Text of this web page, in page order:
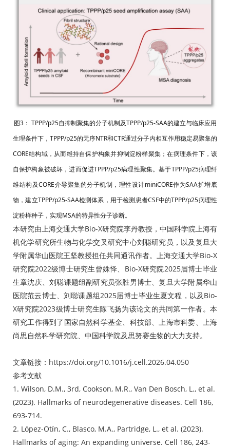
图3： TPPP/p25自抑制聚集的分子机制及TPPP/p25-SAA的建立与临床应用
生理条件下，TPPP/p25的无序NTR和CTR通过分子内相互作用稳定易聚集的
CORE结构域，从而维持自保护构象并抑制淀粉样聚集；在病理条件下，该
自保护构象被破坏，进而促进TPPP/p25病理性聚集。基于TPPP/p25病理纤
维结构及CORE介导聚集的分子机制，理性设计miniCORE作为SAA扩增底
物，建立TPPP/p25-SAA检测体系，用于检测患者CSF中的TPPP/p25病理性
淀粉样种子，实现MSA的特异性分子诊断。
本研究由上海交通大学Bio-X研究院李丹教授，中国科学院上海有
机化学研究所生物与化学交叉研究中心刘聪研究员，以及复旦大
学附属华山医院王坚教授担任共同通讯作者。上海交通大学Bio-X
研究院2022级博士研究生曾姝怿、Bio-X研究院2025届博士毕业
生章沈庆、刘聪课题组副研究员张胜男博士、复旦大学附属华山
医院范云博士、刘聪课题组2025届博士毕业生夏文程，以及Bio-
X研究院2023级博士研究生陈飞扬为该论文的共同第一作者。本
研究工作得到了国家自然科学基金、科技部、上海市科委、上海
尚思自然科学研究院、中国科学院及思努赛生物的大力支持。
文章链接： https://doi.org/10.1016/j.cell.2026.04.050
参考文献
1. Wilson, D.M., 3rd, Cookson, M.R., Van Den Bosch, L., et al.
(2023). Hallmarks of neurodegenerative diseases. Cell 186,
693-714.
2. López-Otín, C., Blasco, M.A., Partridge, L., et al. (2023).
Hallmarks of aging: An expanding universe. Cell 186, 243-